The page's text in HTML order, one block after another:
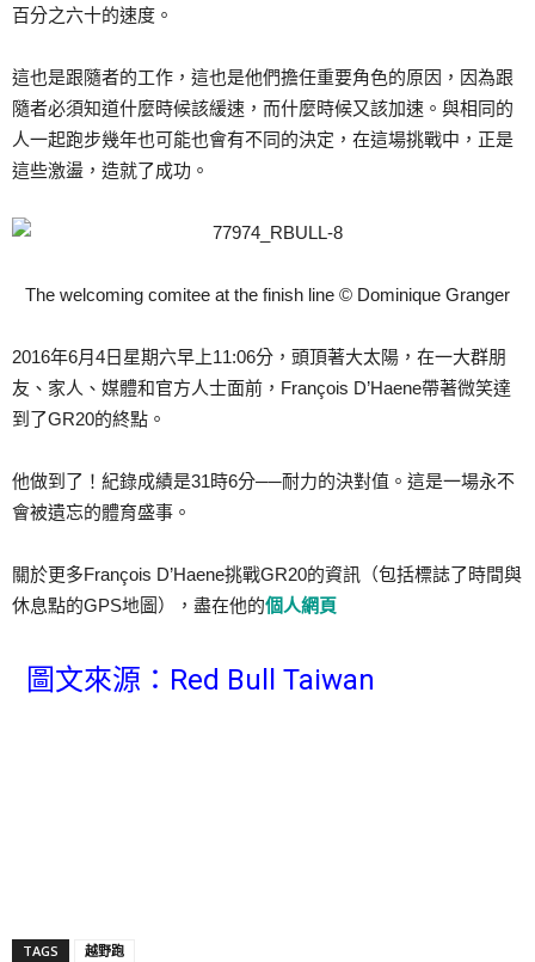
百分之六十的速度。
這也是跟隨者的工作，這也是他們擔任重要角色的原因，因為跟
隨者必須知道什麼時候該緩速，而什麼時候又該加速。與相同的
人一起跑步幾年也可能也會有不同的決定，在這場挑戰中，正是
這些激盪，造就了成功。
The welcoming comitee at the finish line © Dominique Granger
2016年6月4日星期六早上11:06分，頭頂著大太陽，在一大群朋
友、家人、媒體和官方人士面前，François D’Haene帶著微笑達
到了GR20的終點。
他做到了！紀錄成績是31時6分──耐力的決對值。這是一場永不
會被遺忘的體育盛事。
關於更多François D’Haene挑戰GR20的資訊（包括標誌了時間與
休息點的GPS地圖），盡在他的個人網頁
圖文來源：Red Bull Taiwan
TAGS 越野跑